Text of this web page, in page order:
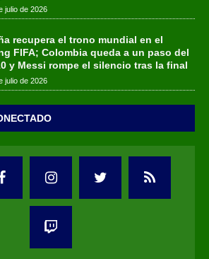
julio de 2026
recupera el trono mundial en el
FIFA; Colombia queda a un paso del
y Messi rompe el silencio tras la final
julio de 2026